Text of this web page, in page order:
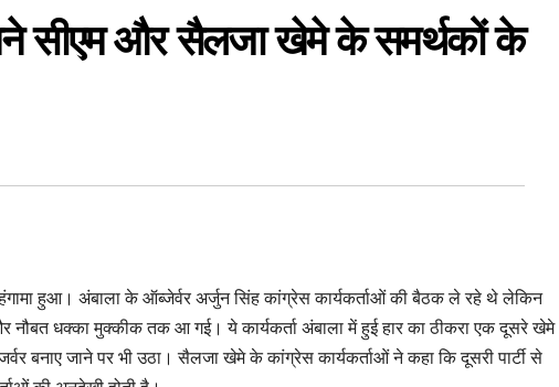
सीएम और सैलजा खेमे के समर्थकों के
हुआ। अंबाला के ऑब्जेर्वर अर्जुन सिंह कांग्रेस कार्यकर्ताओं की बैठक ले रहे थे लेकिन
धक्का मुक्कीक तक आ गई। ये कार्यकर्ता अंबाला में हुई हार का ठीकरा एक दूसरे खेमे
बनाए जाने पर भी उठा। सैलजा खेमे के कांग्रेस कार्यकर्ताओं ने कहा कि दूसरी पार्टी से